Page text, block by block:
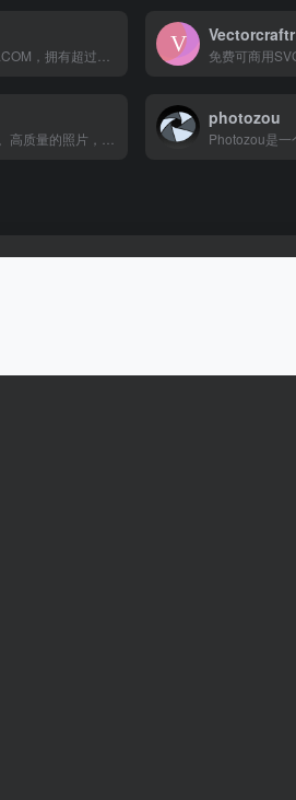
Vectorcraftr
photozou